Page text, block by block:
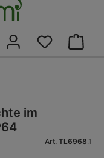
im
Art. TL6968.1